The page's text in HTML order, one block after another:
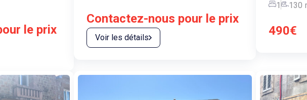
le prix
Contactez-nous pour le prix
Voir les détails
1 130
490€